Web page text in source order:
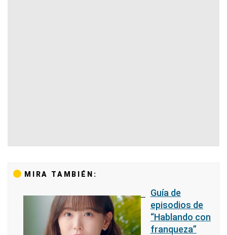
MIRA TAMBIÉN:
Guía de
episodios de
“Hablando con
franqueza”